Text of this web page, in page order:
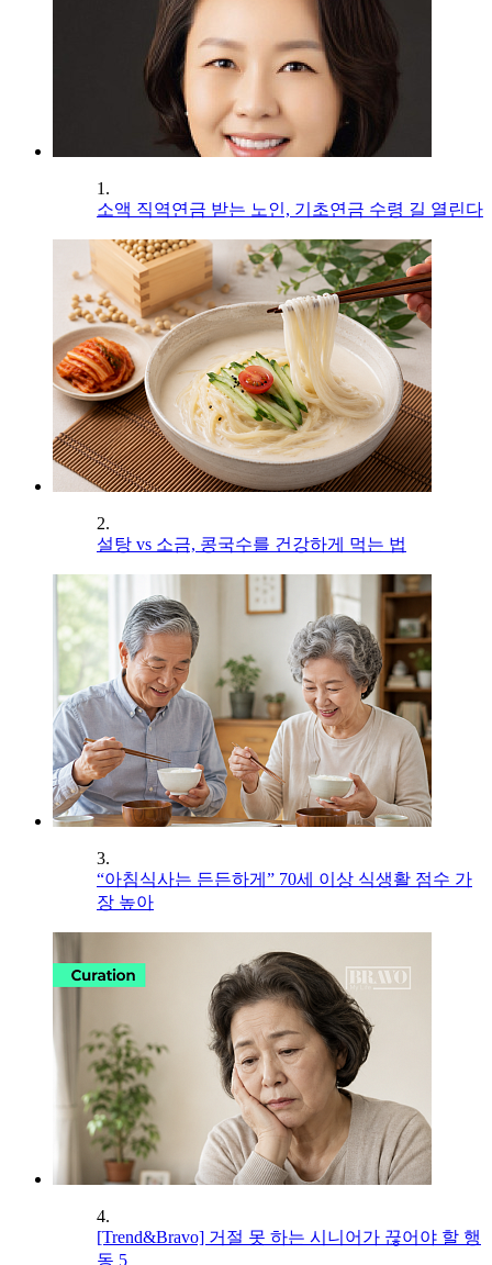
1.
소액 직역연금 받는 노인, 기초연금 수령 길 열린다
2.
설탕 vs 소금, 콩국수를 건강하게 먹는 법
3.
“아침식사는 든든하게” 70세 이상 식생활 점수 가
장 높아
4.
[Trend&Bravo] 거절 못 하는 시니어가 끊어야 할 행
동 5